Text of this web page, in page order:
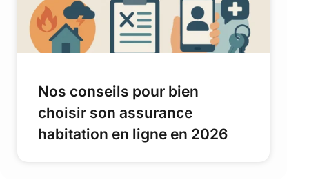
Nos conseils pour bien
choisir son assurance
habitation en ligne en 2026